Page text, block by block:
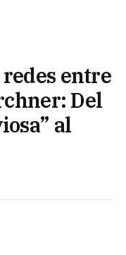
entre
Del
al